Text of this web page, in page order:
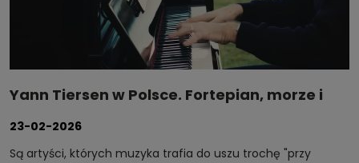
Yann Tiersen w Polsce. Fortepian, morze i
23-02-2026
Są artyści, których muzyka trafia do uszu trochę "przy